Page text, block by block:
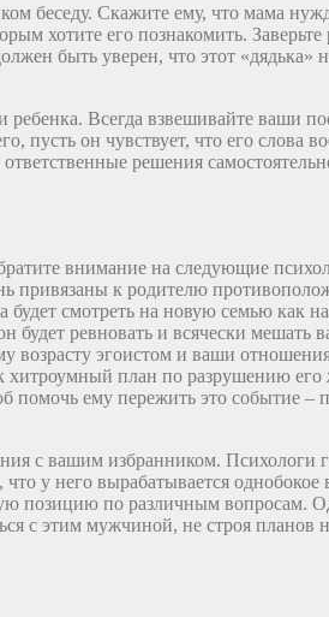
беседу. Скажите ему, что мама
хотите его познакомить.
быть уверен, что этот «дядька»
Всегда взвешивайте ваши
он чувствует, что его слова
решения
внимание на следующие
привязаны к родителю
смотреть на новую семью как
будет ревновать и всячески
эгоистом и ваши
план по разрушению
ему пережить это событие –
с вашим избранником. Психологи
у него вырабатывается
по различным вопросам.
с этим мужчиной, не строя